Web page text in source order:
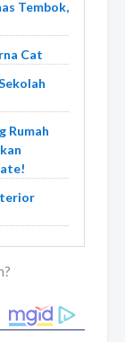
Tembok,
Cat
Rumah